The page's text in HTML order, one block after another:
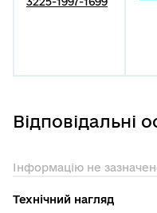
Відповідальні
Інформацію не
Технічний нагляд